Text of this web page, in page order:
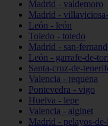
Madrid - valdemoro
Madrid -
León - león
Toledo - toledo
Madrid - san-
León - garrafe-de-
Santa-cruz-de-
Valencia - requena
Pontevedra - vigo
Huelva - lepe
Valencia - alginet
Madrid - pelayos-de-